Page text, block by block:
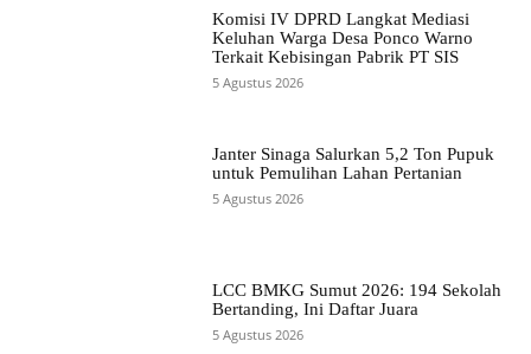
Komisi IV DPRD Langkat Mediasi
Keluhan Warga Desa Ponco Warno
Terkait Kebisingan Pabrik PT SIS
5 Agustus 2026
Janter Sinaga Salurkan 5,2 Ton Pupuk
untuk Pemulihan Lahan Pertanian
5 Agustus 2026
LCC BMKG Sumut 2026: 194 Sekolah
Bertanding, Ini Daftar Juara
5 Agustus 2026